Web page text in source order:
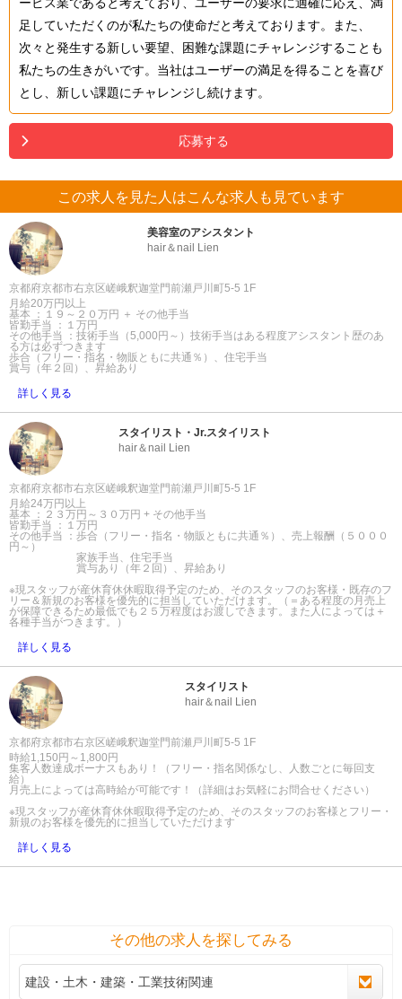
足していただくのが私たちの使命だと考えております。また、
次々と発生する新しい要望、困難な課題にチャレンジすることも
私たちの生きがいです。当社はユーザーの満足を得ることを喜び
とし、新しい課題にチャレンジし続けます。
応募する
この求人を見た人はこんな求人も見ています
美容室のアシスタント
hair＆nail Lien
京都府京都市右京区嵯峨釈迦堂門前瀬戸川町5-5 1F
月給20万円以上
基本 ：１９～２０万円 ＋ その他手当
皆勤手当 ：１万円
その他手当 ：技術手当（5,000円～）技術手当はある程度アシスタント歴のあ
る方は必ずつきます
歩合（フリー・指名・物販ともに共通％）、住宅手当
賞与（年２回）、昇給あり
詳しく見る
スタイリスト・Jr.スタイリスト
hair＆nail Lien
京都府京都市右京区嵯峨釈迦堂門前瀬戸川町5-5 1F
月給24万円以上
基本 ：２３万円～３０万円 + その他手当
皆勤手当 ：１万円
その他手当 ：歩合（フリー・指名・物販ともに共通％）、売上報酬（５０００
円～）
家族手当、住宅手当
賞与あり（年２回）、昇給あり
※現スタッフが産休育休休暇取得予定のため、そのスタッフのお客様・既存のフ
リー＆新規のお客様を優先的に担当していただけます。（＝ある程度の月売上
が保障できるため最低でも２５万程度はお渡しできます。また人によっては＋
各種手当がつきます。）
詳しく見る
スタイリスト
hair＆nail Lien
京都府京都市右京区嵯峨釈迦堂門前瀬戸川町5-5 1F
時給1,150円～1,800円
集客人数達成ボーナスもあり！（フリー・指名関係なし、人数ごとに毎回支
給）
月売上によっては高時給が可能です！（詳細はお気軽にお問合せください）
※現スタッフが産休育休休暇取得予定のため、そのスタッフのお客様とフリー・
新規のお客様を優先的に担当していただけます
詳しく見る
その他の求人を探してみる